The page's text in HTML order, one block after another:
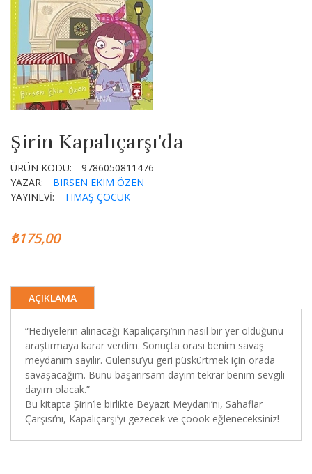
Şirin Kapalıçarşı'da
ÜRÜN KODU:
9786050811476
YAZAR:
BIRSEN EKIM ÖZEN
YAYINEVİ:
TIMAŞ ÇOCUK
₺175,00
AÇIKLAMA
“Hediyelerin alınacağı Kapalıçarşı’nın nasıl bir yer olduğunu
araştırmaya karar verdim. Sonuçta orası benim savaş
meydanım sayılır. Gülensu’yu geri püskürtmek için orada
savaşacağım. Bunu başarırsam dayım tekrar benim sevgili
dayım olacak.”
Bu kitapta Şirin’le birlikte Beyazıt Meydanı’nı, Sahaflar
Çarşısı’nı, Kapalıçarşı’yı gezecek ve çoook eğleneceksiniz!